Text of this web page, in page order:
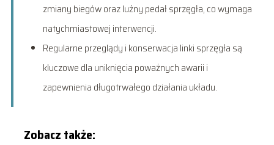
zmiany biegów oraz luźny pedał sprzęgła, co wymaga
natychmiastowej interwencji.
Regularne przeglądy i konserwacja linki sprzęgła są
kluczowe dla uniknięcia poważnych awarii i
zapewnienia długotrwałego działania układu.
Zobacz także: